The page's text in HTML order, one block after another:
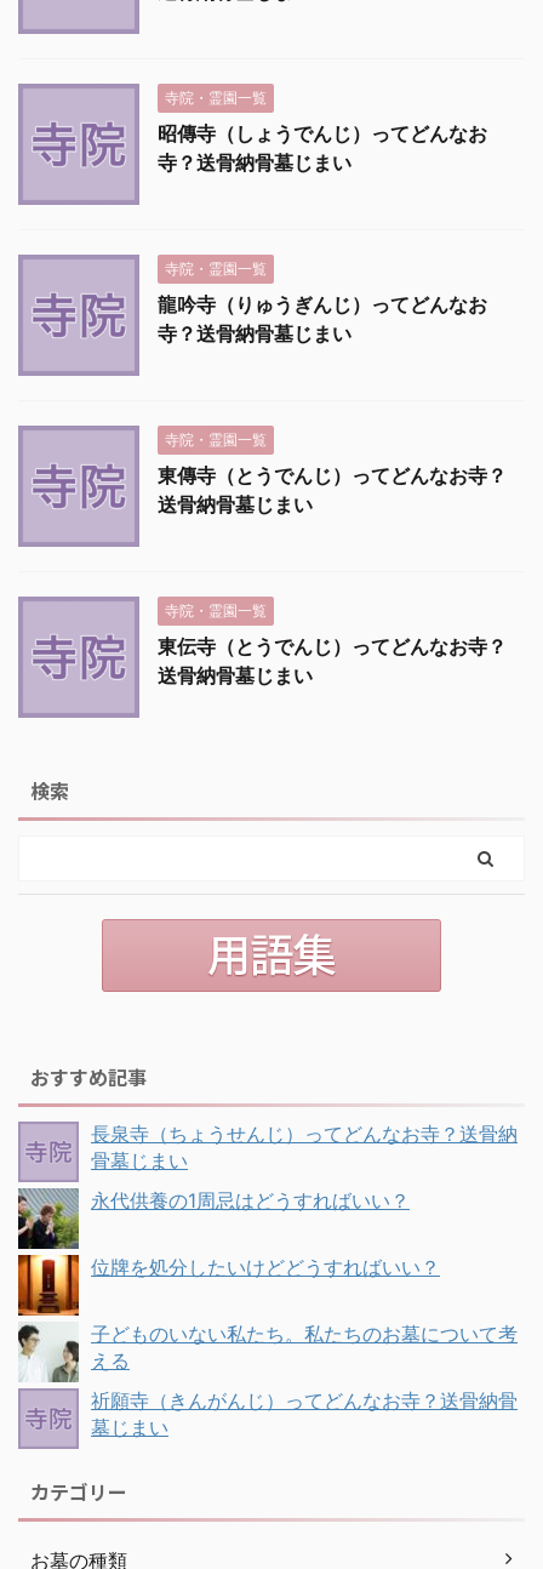
寺院・霊園一覧
昭傳寺（しょうでんじ）ってどんなお
寺？送骨納骨墓じまい
寺院・霊園一覧
龍吟寺（りゅうぎんじ）ってどんなお
寺？送骨納骨墓じまい
寺院・霊園一覧
東傳寺（とうでんじ）ってどんなお寺？
送骨納骨墓じまい
寺院・霊園一覧
東伝寺（とうでんじ）ってどんなお寺？
送骨納骨墓じまい
検索
おすすめ記事
長泉寺（ちょうせんじ）ってどんなお寺？送骨納
骨墓じまい
永代供養の1周忌はどうすればいい？
位牌を処分したいけどどうすればいい？
子どものいない私たち。私たちのお墓について考
える
祈願寺（きんがんじ）ってどんなお寺？送骨納骨
墓じまい
カテゴリー
お墓の種類